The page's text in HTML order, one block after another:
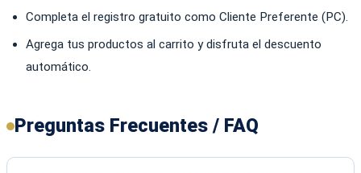
Completa el registro gratuito como Cliente Preferente (PC).
Agrega tus productos al carrito y disfruta el descuento
automático.
Preguntas Frecuentes / FAQ